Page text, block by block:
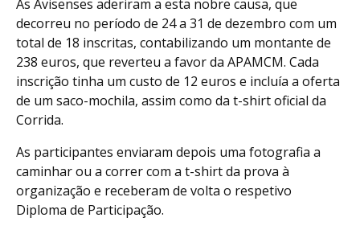
As Avisenses aderiram a esta nobre causa, que
decorreu no período de 24 a 31 de dezembro com um
total de 18 inscritas, contabilizando um montante de
238 euros, que reverteu a favor da APAMCM. Cada
inscrição tinha um custo de 12 euros e incluía a oferta
de um saco-mochila, assim como da t-shirt oficial da
Corrida.
As participantes enviaram depois uma fotografia a
caminhar ou a correr com a t-shirt da prova à
organização e receberam de volta o respetivo
Diploma de Participação.